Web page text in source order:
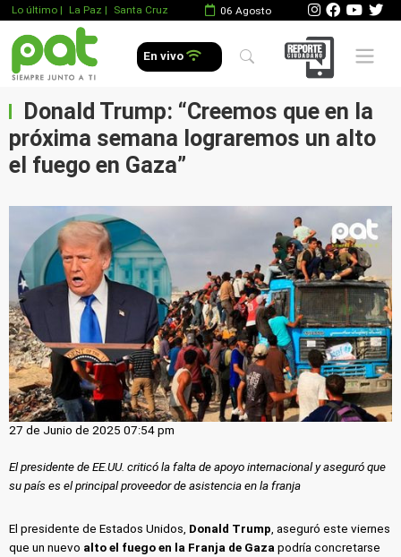
Lo último | La Paz | Santa Cruz 06 Agosto
En vivo Mobile
Donald Trump: “Creemos que en la
próxima semana lograremos un alto
el fuego en Gaza”
27 de Junio de 2025 07:54 pm
El presidente de EE.UU. criticó la falta de apoyo internacional y aseguró que
su país es el principal proveedor de asistencia en la franja
El presidente de Estados Unidos, Donald Trump , aseguró este viernes
que un nuevo alto el fuego en la Franja de Gaza podría concretarse